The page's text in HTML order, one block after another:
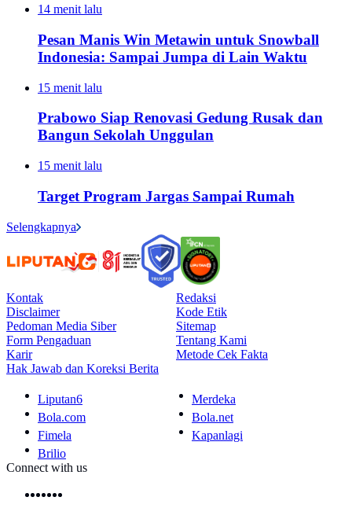
14 menit lalu
Pesan Manis Win Metawin untuk Snowball
Indonesia: Sampai Jumpa di Lain Waktu
15 menit lalu
Prabowo Siap Renovasi Gedung Rusak dan
Bangun Sekolah Unggulan
15 menit lalu
Target Program Jargas Sampai Rumah
Selengkapnya
Kontak
Redaksi
Disclaimer
Kode Etik
Pedoman Media Siber
Sitemap
Form Pengaduan
Tentang Kami
Karir
Metode Cek Fakta
Hak Jawab dan Koreksi Berita
Liputan6
Merdeka
Bola.com
Bola.net
Fimela
Kapanlagi
Brilio
Connect with us